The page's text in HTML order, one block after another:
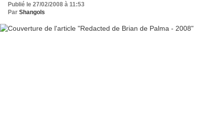
Publié le 27/02/2008 à 11:53
Par Shangols